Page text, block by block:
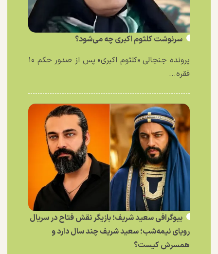
سرنوشت کلثوم اکبری چه می‌شود؟
پرونده جنجالی «کلثوم اکبری» پس از صدور حکم ۱۰
فقره...
بیوگرافی سعید شریف؛ بازیگر نقش فتاح در سریال
رویای نیمه‌شب؛ سعید شریف چند سال دارد و
همسرش کیست؟